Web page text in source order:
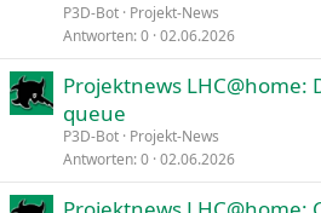
P3D-Bot Projekt-News
Antworten 0 02.06.2026
Projektnews LHC@home:
queue
P3D-Bot Projekt-News
Antworten 0 02.06.2026